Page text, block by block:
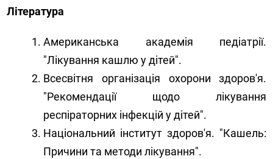
Література
Американська академія педіатрії.
"Лікування кашлю у дітей".
Всесвітня організація охорони здоров'я.
"Рекомендації щодо лікування
респіраторних інфекцій у дітей".
Національний інститут здоров'я. "Кашель:
Причини та методи лікування".